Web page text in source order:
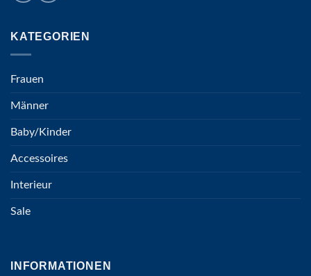
KATEGORIEN
Frauen
Männer
Baby/Kinder
Accessoires
Interieur
Sale
INFORMATIONEN